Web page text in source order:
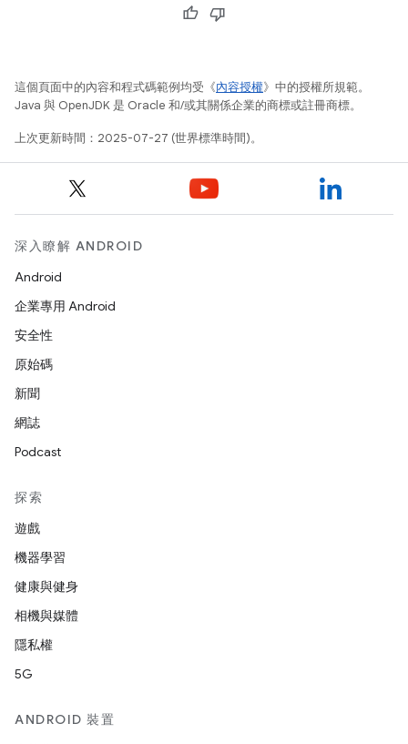
這個頁面中的內容和程式碼範例均受《內容授權》中的授權所規範。
Java 與 OpenJDK 是 Oracle 和/或其關係企業的商標或註冊商標。
上次更新時間：2025-07-27 (世界標準時間)。
深入瞭解 ANDROID
Android
企業專用 Android
安全性
原始碼
新聞
網誌
Podcast
探索
遊戲
機器學習
健康與健身
相機與媒體
隱私權
5G
ANDROID 裝置